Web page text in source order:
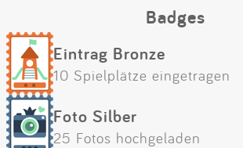
Badges
Eintrag Bronze
10 Spielplätze eingetragen
Foto Silber
25 Fotos hochgeladen